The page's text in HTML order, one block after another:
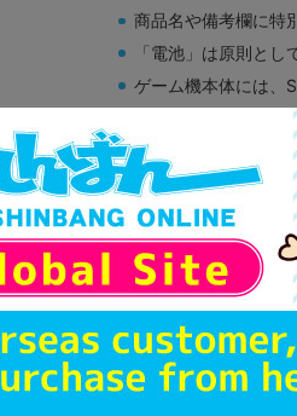
商品名や備考欄に特
「電池」は原則とし
ゲーム機本体には、
ディスク類の読み
す。
※詳細につきましては
状態 :
オンライ
在庫あり